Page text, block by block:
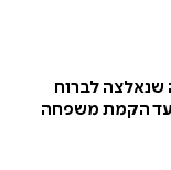
שנאלצה לברוח
עד הקמת משפחה